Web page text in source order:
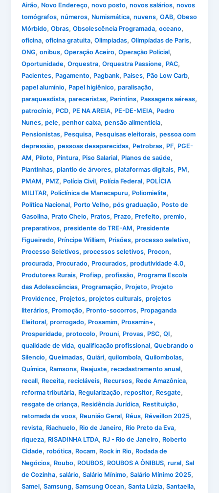
Airão, Novo Endereço,novo posto,novos salários,novos
tomógrafos,números, Numismática,nuvens,OAB,Obeso
Mórbido,Obras,Obsolescência Programada,oceano,
oficina,oficina gratuita,Olimpiadas,Olimpíadas de Paris,
ONG,onibus,Operação Aceiro,Operação Policial,
Oportunidade,Orquestra,Orquestra Passione, PAC,
Pacientes, Pagamento, Pagbank, Países, Pão Low Carb,
papel alumínio, Papel higiênico,paralisação,
paraquesdista,pareceristas, Parintins, Passagens aéreas,
patrocínio, PCD, PE NA AREIA, PE-DE-MEIA, Pedro
Nunes,pele,penhor caixa,pensão alimentícia,
Pensionistas, Pesquisa, Pesquisas eleitorais,pessoa com
depressão,pessoas desaparecidas, Petrobras, PF, PGE-
AM, Piloto, Pintura, Piso Salarial, Planos de saúde,
Plantinhas,plantio de árvores,plataformas digitais, PM,
PMAM, PMZ, Polícia Civil, Polícia Federal, POLÍCIA
MILITAR, Policlínica de Manacapuru, Poliomielite,
Política Nacional, Porto Velho,pós graduação, Posto de
Gasolina, Prato Cheio, Pratos, Prazo, Prefeito,premio,
preparativos,presidente do TRE-AM, Presidente
Figueiredo, Príncipe William, Prisões,processo seletivo,
Processo Seletivos,processos seletivos, Procon,
procurada, Procurado, Procurados,produtividade 4.0,
Produtores Rurais, Profiap,profissão, Programa Escola
das Adolescências, Programação, Projeto, Projeto
Providence, Projetos,projetos culturais,projetos
literários, Promoção, Pronto-socorros, Propaganda
Eleitoral,prorrogado, Prosamim, Prosamin+,
Prosperidade,protocolo, Prouni, Provas, PSC,QI,
qualidade de vida,qualificação profissional,Quebrando o
Silencio,Queimadas,Quiári,quilombola,Quilombolas,
Química, Ramsons, Reajuste,recadastramento anual,
recall, Receita,recicláveis, Recursos, Rede Amazônica,
reforma tributária, Regularização,repositor, Resgate,
resgate de criança, Residência Jurídica, Restituição,
retomada de voos, Reunião Geral, Réus, Réveillon 2025,
revista, Riachuelo, Rio de Janeiro, Rio Preto da Eva,
riqueza, RISADINHA LTDA, RJ - Rio de Janeiro, Roberto
Cidade,robótica, Rocam, Rock in Rio, Rodada de
Negócios, Roubo, ROUBOS, ROUBOS A ÔNIBUS,rural,Sal
de Cozinha,salário,Salário Mínimo,Salário Mínimo 2025,
Samel,Samsung,Samsung Ocean,Santa Lúzia,Santaella,